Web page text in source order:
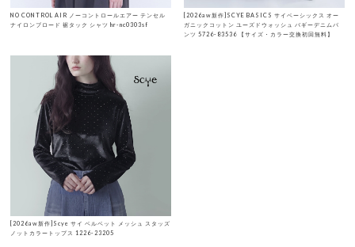
NO CONTROL AIR ノーコントロールエアー テンセル
ナイロンブロード 裾タック シャツ hr-nc0303sf
[2026aw新作]SCYE BASICS サイベーシックス オー
ガニックコットン ユーズドウォッシュ バギーデニムパ
ンツ 5726-83536 【サイズ・カラー交換初回無料】
[2026aw新作]Scye サイ ベルベット メッシュ スタッズ
ノットカラートップス 1226-23205